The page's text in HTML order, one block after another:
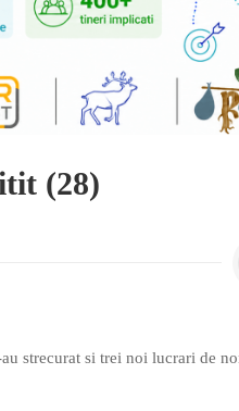
(28)
strecurat si trei noi lucrari de